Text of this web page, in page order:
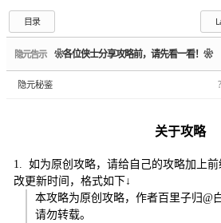
目录
隐元告示 ❀各位侠士分享攻略前，请先看一看！❀
隐元秘鉴
关于攻略
1. 如为原创攻略，请给自己的攻略加上
改更新时间，格式如下↓
本攻略为原创攻略，作者百里子归@
请勿转载。